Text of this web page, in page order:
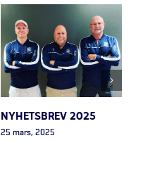
NYHETSBREV 2025
25 mars, 2025